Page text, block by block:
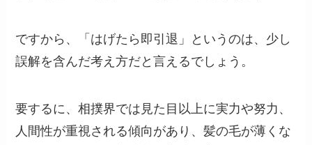
ですから、「はげたら即引退」というのは、少し
誤解を含んだ考え方だと言えるでしょう。
要するに、相撲界では見た目以上に実力や努力、
人間性が重視される傾向があり、髪の毛が薄くな